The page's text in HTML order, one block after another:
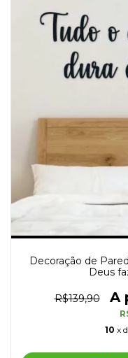
Decoração de
Deus
R$139,90
10 x